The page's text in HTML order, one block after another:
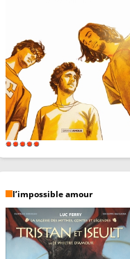
l’impossible amour